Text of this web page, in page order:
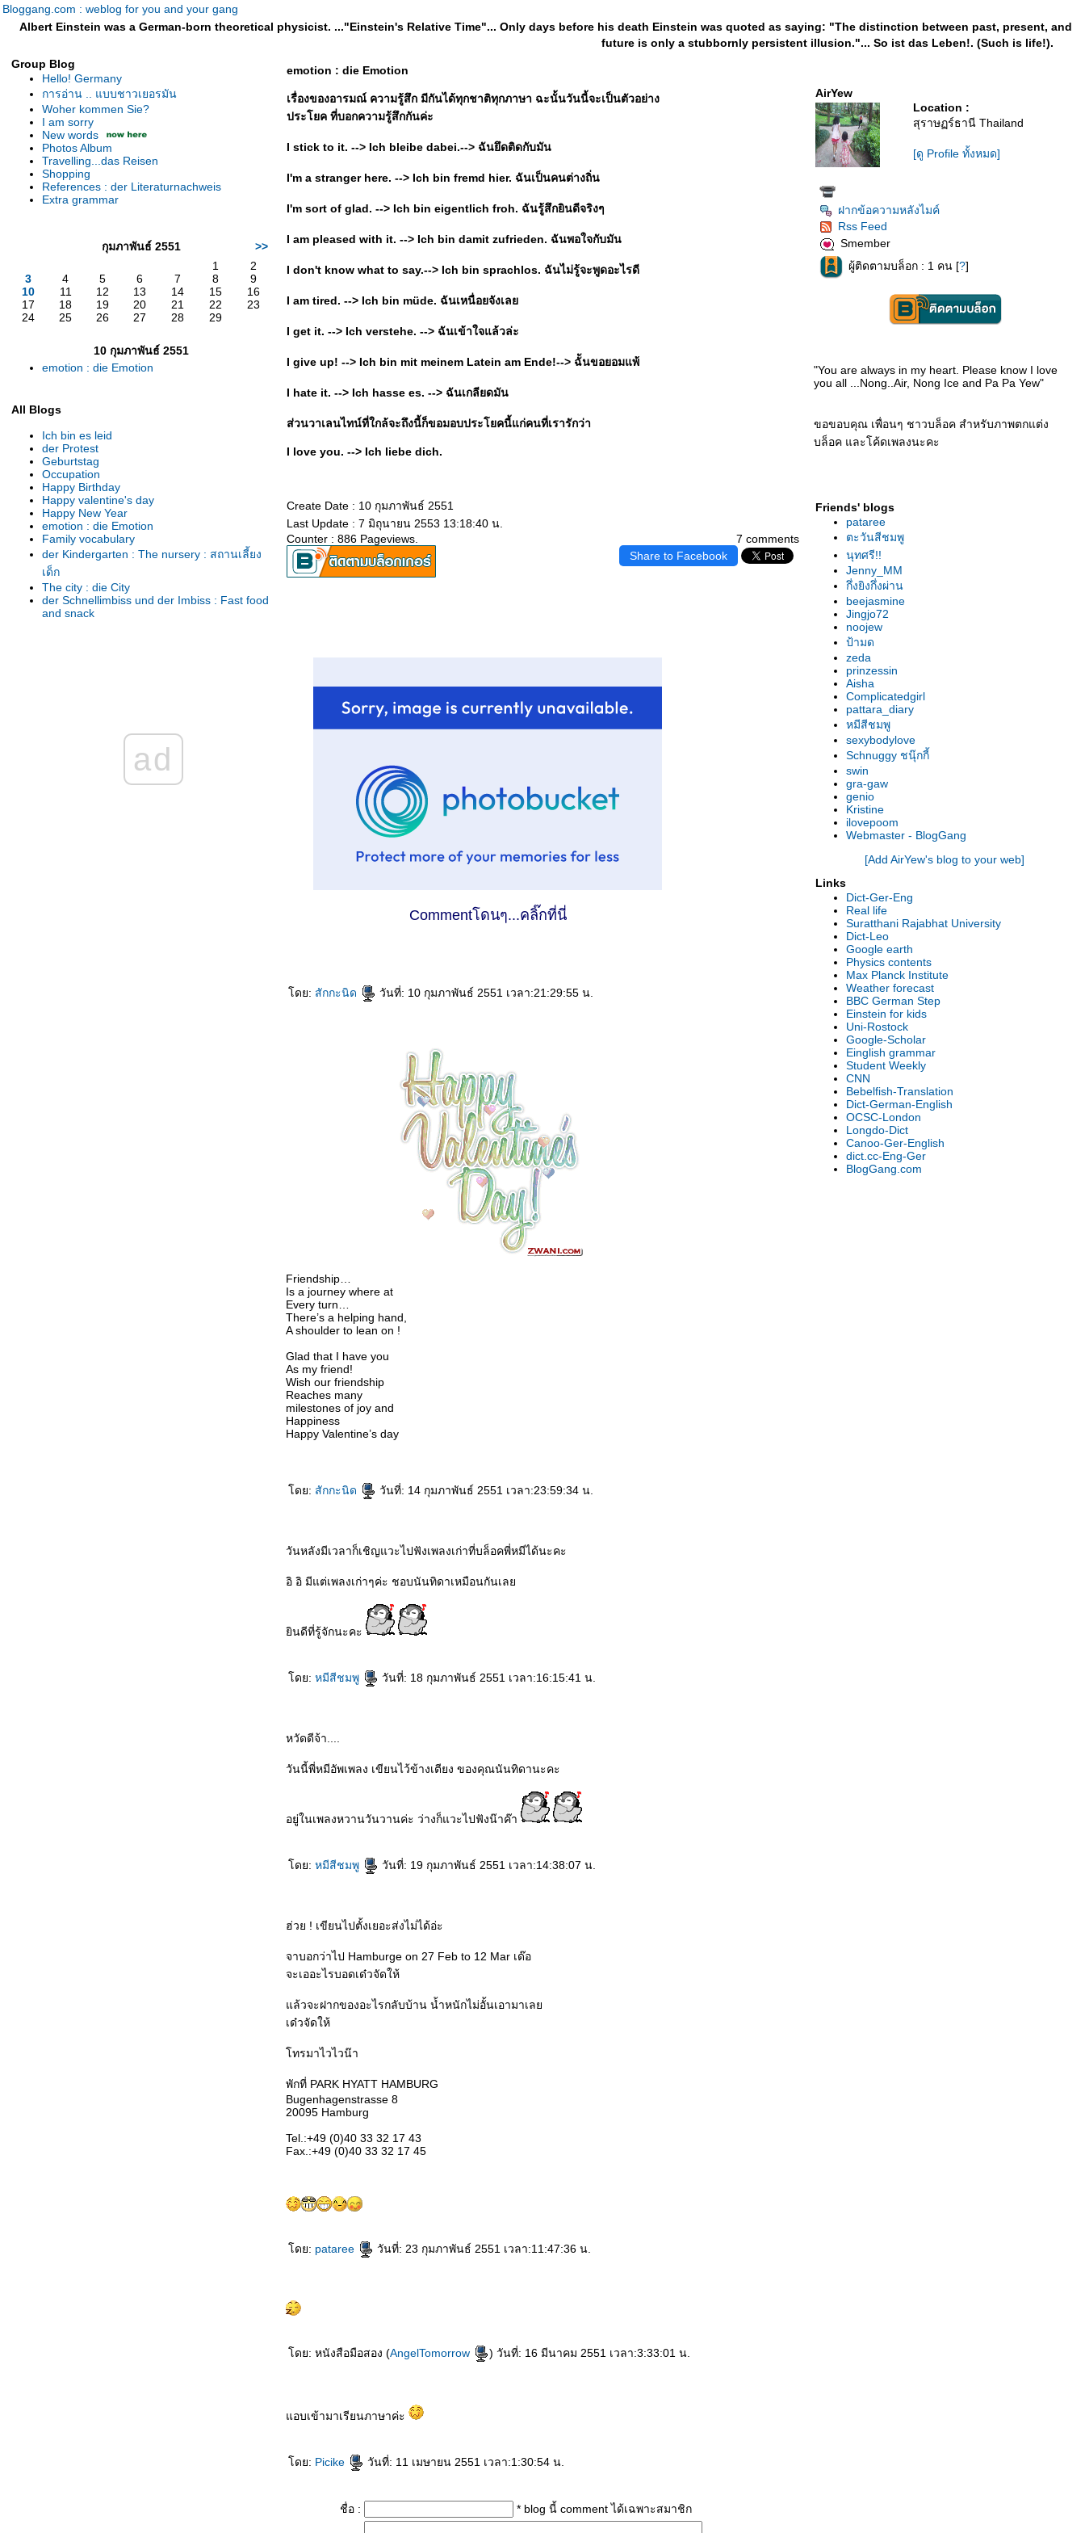
Bloggang.com : weblog for you and your gang
Albert Einstein was a German-born theoretical physicist. ..."Einstein's Relative Time"... Only days before his death Einstein was quoted as saying: "The distinction between past, present, and
future is only a stubbornly persistent illusion."... So ist das Leben!. (Such is life!).
Group Blog
Hello! Germany
การอ่าน .. แบบชาวเยอรมัน
Woher kommen Sie?
I am sorry
New words
Photos Album
Travelling...das Reisen
Shopping
References : der Literaturnachweis
Extra grammar
กุมภาพันธ์ 2551
>>
1
2
3
4 5 6 7 8
9
10
11 12 13 14 15
16
17
18 19 20 21 22
23
24
25 26 27 28 29
10 กุมภาพันธ์ 2551
emotion : die Emotion
All Blogs
Ich bin es leid
der Protest
Geburtstag
Occupation
Happy Birthday
Happy valentine's day
Happy New Year
emotion : die Emotion
Family vocabulary
der Kindergarten : The nursery : สถานเลี้ยง
เด็ก
The city : die City
der Schnellimbiss und der Imbiss : Fast food
and snack
ผลไม้ที่หาซื้อได้ในเยอรมนี
มาเรียนรู้คำศัพท์เกี่ยวกับร่างกายกันดีกว่า!
ad
emotion : die Emotion
เรื่องของอารมณ์ ความรู้สึก มีกันได้ทุกชาติทุกภาษา ฉะนั้นวันนี้จะเป็นตัวอย่าง
ประโยค ที่บอกความรู้สึกกันค่ะ
I stick to it. --> Ich bleibe dabei.--> ฉันยึดติดกับมัน
I'm a stranger here. --> Ich bin fremd hier. ฉันเป็นคนต่างถิ่น
I'm sort of glad. --> Ich bin eigentlich froh. ฉันรู้สึกยินดีจริงๆ
I am pleased with it. --> Ich bin damit zufrieden. ฉันพอใจกับมัน
I don't know what to say.--> Ich bin sprachlos. ฉันไม่รู้จะพูดอะไรดี
I am tired. --> Ich bin müde. ฉันเหนื่อยจังเล
I get it. --> Ich verstehe. --> ฉันเข้าใจแล้วล่ะ
I give up! --> Ich bin mit meinem Latein am Ende!--> ฉัันขอยอมแพ้
I hate it. --> Ich hasse es. --> ฉันเกลียดมัน
ส่วนวาเลนไทน์ที่ใกล้จะถึงนี้ก็ขอมอบประโยคนี้แก่คนที่เรารักว่า
I love you. --> Ich liebe dich.
Create Date : 10 กุมภาพันธ์ 2551
Last Update : 7 มิถุนายน 2553 13:18:40 น.
7 comments
Counter : 886 Pageviews.
Share to Facebook
Commentโดนๆ...คลิ๊กที่นี่
ดย: สักกะนิด วันที่: 10 กุมภาพันธ์ 2551 เวลา:21:29:55 น.
Friendship
Is a journey where at
Every turn
There’s a helping hand,
A shoulder to lean on !
Glad that I have you
As my friend!
Wish our friendship
Reaches many
milestones of joy and
Happiness
Happy Valentine’s day
ดย: สักกะนิด วันที่: 14 กุมภาพันธ์ 2551 เวลา:23:59:34 น.
วันหลังมีเวลาก็เชิญแวะไปฟังเพลงเก่าที่บล็อคพี่หมีได้นะคะ
อิ อิ มีแต่เพลงเก่าๆค่ะ ชอบนันทิดาเหมือนกันเล
ินดีที่รู้จักนะคะ
ดย: หมีสีชมพู วันที่: 18 กุมภาพันธ์ 2551 เวลา:16:15:41 น.
หวัดดีจ้า....
วันนี้พี่หมีอัพเพลง เขียนไว้ข้างเตียง ของคุณนันทิดานะคะ
อยู่ในเพลงหวานวันวานค่ะ ว่างก็แวะไปฟังน๊าค๊า
ดย: หมีสีชมพู วันที่: 19 กุมภาพันธ์ 2551 เวลา:14:38:07 น.
ฮ่วย ! เขียนไปตั้งเยอะส่งไม่ได้อ่ะ
จาบอกว่าไป Hamburge on 27 Feb to 12 Mar เด๊อ
จะเออะไรบอดเด๋วจัดให้
ล้วจะฝากของอะไรกลับบ้าน น้ำหนักไม่อั้นเอามาเล
เด๋วจัดให้
ทรมาไวไวน๊า
พักที่ PARK HYATT HAMBURG
Bugenhagenstrasse 8
20095 Hamburg
Tel.:+49 (0)40 33 32 17 43
Fax.:+49 (0)40 33 32 17 45
ดย: pataree วันที่: 23 กุมภาพันธ์ 2551 เวลา:11:47:36 น.
ดย: หนังสือมือสอง (AngelTomorrow ) วันที่: 16 มีนาคม 2551 เวลา:3:33:01 น.
อบเข้ามาเรียนภาษาค่ะ
ดย: Picike วันที่: 11 เมษายน 2551 เวลา:1:30:54 น.
ชื่อ : * blog นี้ comment ได้เฉพาะสมาชิก
AirYew
Location :
สุราษฏร์ธานี Thailand
[ดู Profile ทั้งหมด]
ฝากข้อความหลังไมค์
Rss Feed
Smember
ผู้ติดตามบล็อก : 1 คน [?]
"You are always in my heart. Please know I love
you all ...Nong..Air, Nong Ice and Pa Pa Yew"
ขอขอบคุณ เพื่อนๆ ชาวบล็อค สำหรับภาพตกแต่ง
บล็อค และโค้ดเพลงนะคะ
Friends' blogs
pataree
ตะวันสีชมพู
นุทศรี!!
Jenny_MM
กึ่งยิงกึ่งผ่าน
beejasmine
Jingjo72
noojew
ป้ามด
zeda
prinzessin
Aisha
Complicatedgirl
pattara_diary
หมีสีชมพู
sexybodylove
Schnuggy ชนุ๊กกี้
swin
gra-gaw
genio
Kristine
ilovepoom
Webmaster - BlogGang
[Add AirYew's blog to your web]
Links
Dict-Ger-Eng
Real life
Suratthani Rajabhat University
Dict-Leo
Google earth
Physics contents
Max Planck Institute
Weather forecast
BBC German Step
Einstein for kids
Uni-Rostock
Google-Scholar
Einglish grammar
Student Weekly
CNN
Bebelfish-Translation
Dict-German-English
OCSC-London
Longdo-Dict
Canoo-Ger-English
dict.cc-Eng-Ger
BlogGang.com